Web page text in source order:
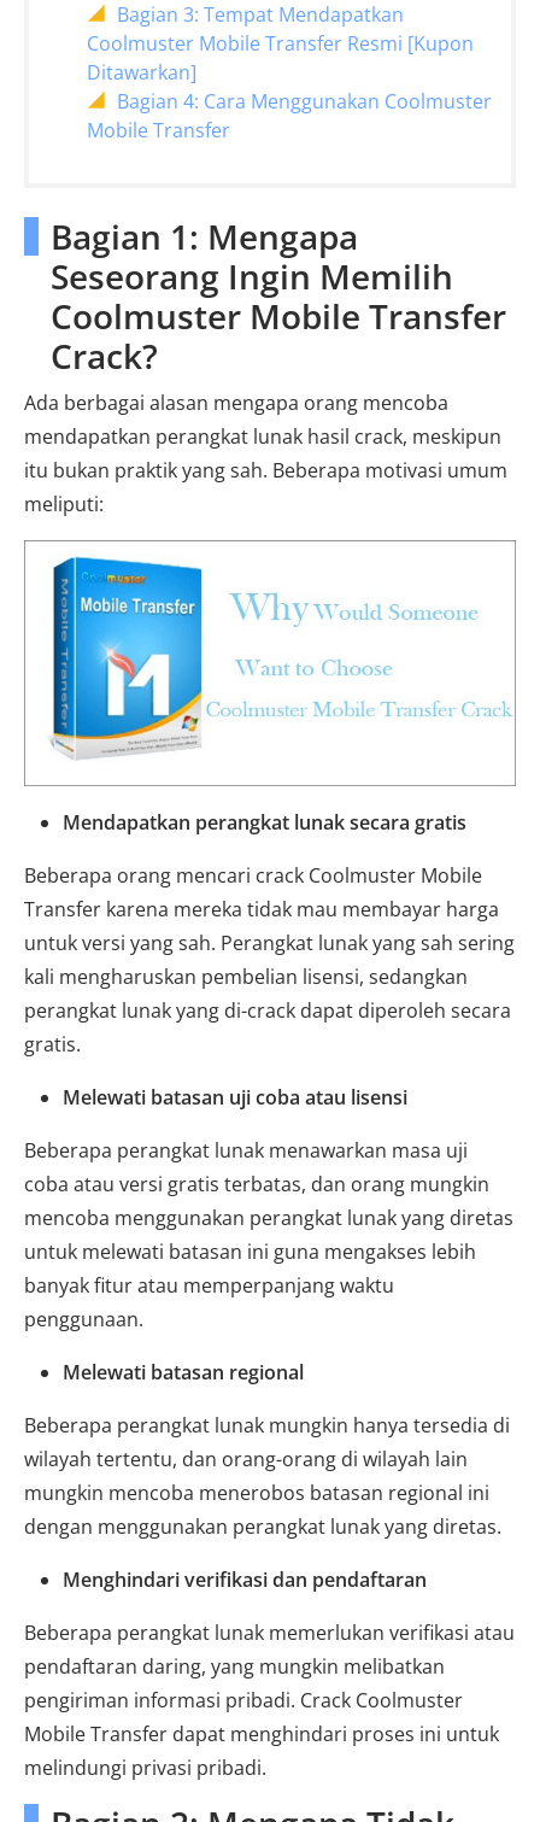
Bagian 3: Tempat Mendapatkan
Coolmuster Mobile Transfer Resmi [Kupon
Ditawarkan]
Bagian 4: Cara Menggunakan Coolmuster
Mobile Transfer
Bagian 1: Mengapa
Seseorang Ingin Memilih
Coolmuster Mobile Transfer
Crack?
Ada berbagai alasan mengapa orang mencoba
mendapatkan perangkat lunak hasil crack, meskipun
itu bukan praktik yang sah. Beberapa motivasi umum
meliputi:
Mendapatkan perangkat lunak secara gratis
Beberapa orang mencari crack Coolmuster Mobile
Transfer karena mereka tidak mau membayar harga
untuk versi yang sah. Perangkat lunak yang sah sering
kali mengharuskan pembelian lisensi, sedangkan
perangkat lunak yang di-crack dapat diperoleh secara
gratis.
Melewati batasan uji coba atau lisensi
Beberapa perangkat lunak menawarkan masa uji
coba atau versi gratis terbatas, dan orang mungkin
mencoba menggunakan perangkat lunak yang diretas
untuk melewati batasan ini guna mengakses lebih
banyak fitur atau memperpanjang waktu
penggunaan.
Melewati batasan regional
Beberapa perangkat lunak mungkin hanya tersedia di
wilayah tertentu, dan orang-orang di wilayah lain
mungkin mencoba menerobos batasan regional ini
dengan menggunakan perangkat lunak yang diretas.
Menghindari verifikasi dan pendaftaran
Beberapa perangkat lunak memerlukan verifikasi atau
pendaftaran daring, yang mungkin melibatkan
pengiriman informasi pribadi. Crack Coolmuster
Mobile Transfer dapat menghindari proses ini untuk
melindungi privasi pribadi.